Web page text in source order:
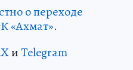
о переходе
«Ахмат».
иTelegram